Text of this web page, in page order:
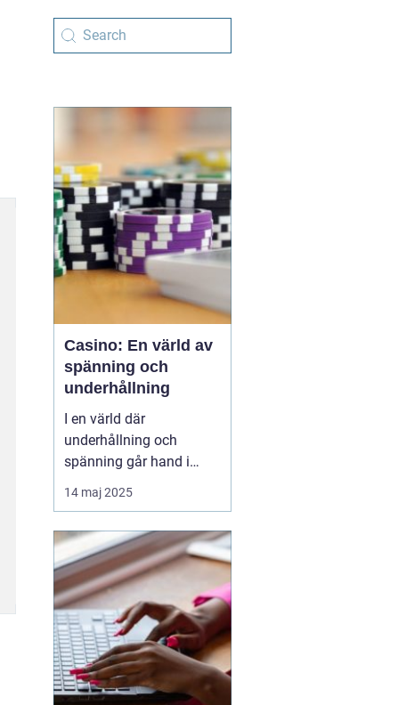
Casino: En värld av
spänning och
underhållning
I en värld där
underhållning och
spänning går hand i
hand, står casinon som
en av de mest ikoniska
av tidsfördriv. Casinon
erbjuder en unik mix av
lyx, adrenalin och
möjligheter att vin...
14 maj 2025